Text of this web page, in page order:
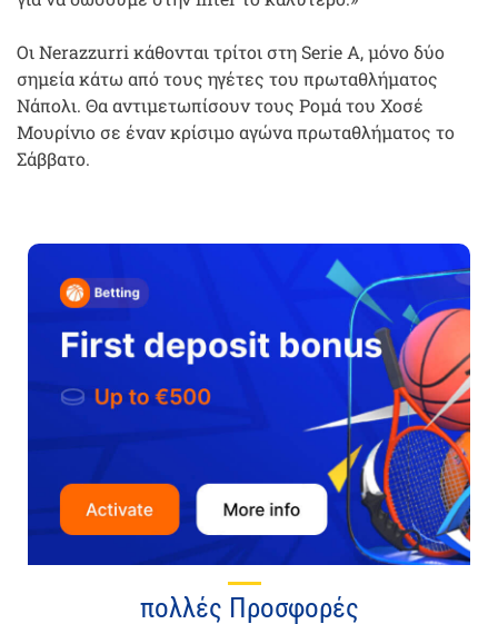
Οι Nerazzurri κάθονται τρίτοι στη Serie A, μόνο δύο
σημεία κάτω από τους ηγέτες του πρωταθλήματος
Νάπολι. Θα αντιμετωπίσουν τους Ρομά του Χοσέ
Μουρίνιο σε έναν κρίσιμο αγώνα πρωταθλήματος το
Σάββατο.
πολλές Προσφορές